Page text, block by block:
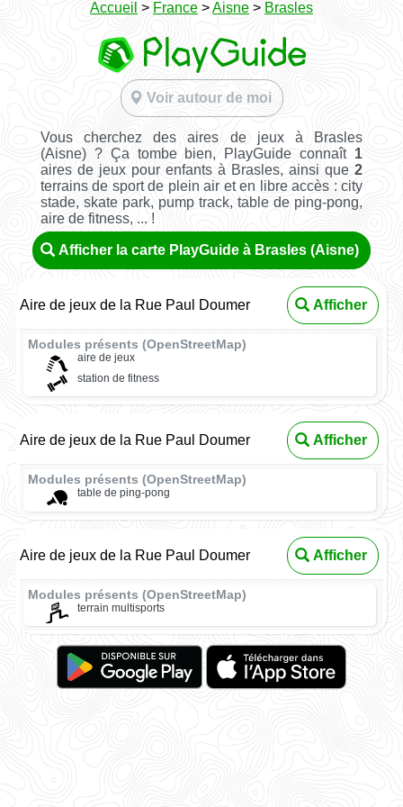
Accueil > France >Aisne > Brasles
Voir autour de moi
Vous cherchez des aires de jeux à Brasles
(Aisne) ? Ça tombe bien, PlayGuide connaît 1
aires de jeux pour enfants à Brasles, ainsi que2
terrains de sport de plein air et en libre accès : city
stade, skate park, pump track, table de ping-pong,
aire de fitness, ... !
Afficher la carte PlayGuide à Brasles (Aisne)
Aire de jeux de la Rue Paul Doumer Afficher
Modules présents (OpenStreetMap)
aire de jeux
station de fitness
Aire de jeux de la Rue Paul Doumer Afficher
Modules présents (OpenStreetMap)
table de ping-pong
Aire de jeux de la Rue Paul Doumer Afficher
Modules présents (OpenStreetMap)
terrain multisports